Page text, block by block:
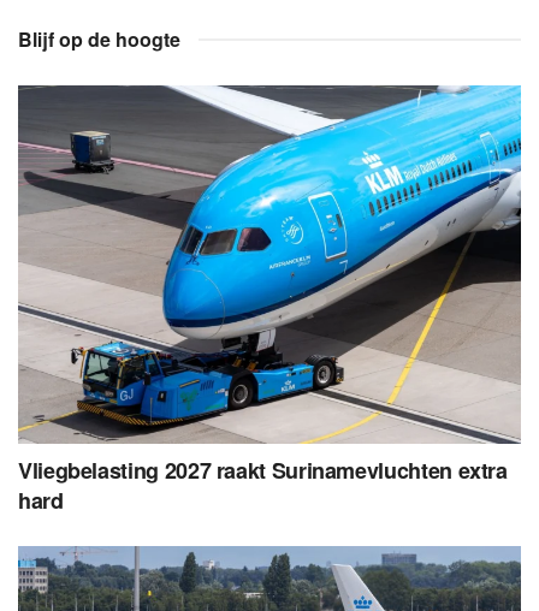
Blijf op de hoogte
Vliegbelasting 2027 raakt Surinamevluchten extra
hard